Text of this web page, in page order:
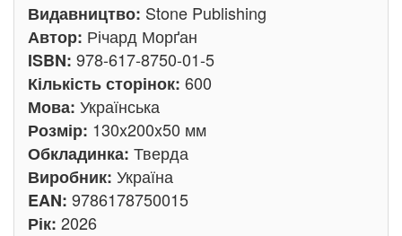
Видавництво: Stone Publishing
Автор: Річард Морґан
ISBN: 978-617-8750-01-5
Кількість сторінок: 600
Мова: Українська
Розмір: 130x200x50 мм
Обкладинка: Тверда
Виробник: Україна
EAN: 9786178750015
Рік: 2026